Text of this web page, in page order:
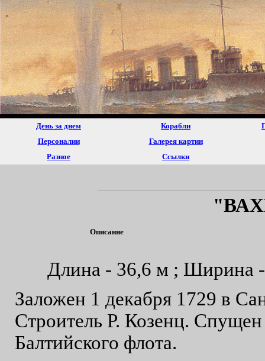
День за днем Корабли
Персоналии
Галерея картин
Разное
Ссылки
Описание
Длина - 36,6 м ; Ширина
Заложен 1 декабря 1729 в
Строитель Р. Козенц.
Балтийского флота.